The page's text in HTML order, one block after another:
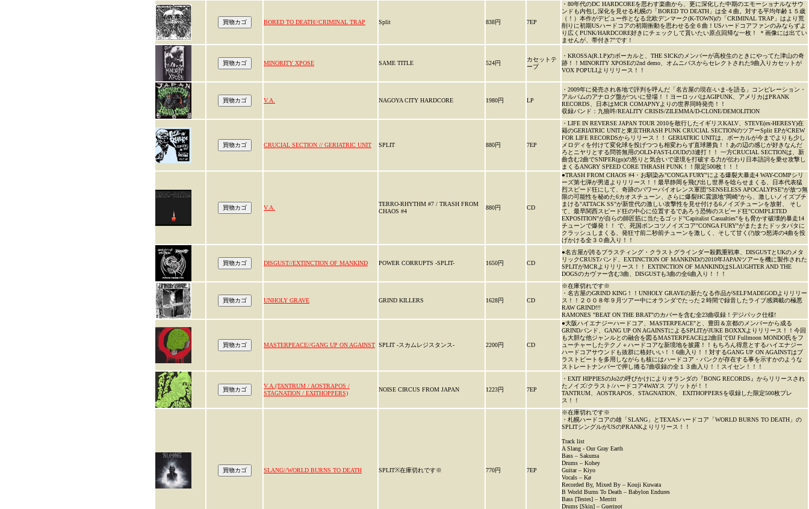
BORED TO DEATH//CRIMINAL TRAP Split 838円 7EP
・80年代のDC HARDCOREを思わす楽曲から、更に深化した中期のエモーショナルなサウ
ンドも内包し深化を見せる札幌の「BORED TO DEATH」は全４曲。対する平均年齢１５歳
（！）本作がデビュー作となる北欧デンマーク(K-TOWN)の「CRIMINAL TRAP」はより荒
削りに初期USハードコアの初期衝動を思わせる全６曲！USハードコアファンのみならずよ
り広くPUNK/HARDCORE好きにチェックして貰いたい原点回帰な一枚！ ＊画像には出てい
ませんが、帯付き7"です！
MINORITY XPOSE SAME TITLE 524円
カセットテ
ープ
・KROSSA(R.I.P)のボーカルと、THE SICKのメンバーが高校生のときにやってた津山の奇
跡！！MINORITY XPOSEの2nd demo、オムニバスからセレクトされた9曲入りカセットが
VOX POPULIよりリリース！！
V.A. NAGOYA CITY HARDCORE 1980円 LP
・2009年に発売され各地で評判を呼んだ「名古屋の現在-いま-を語る」コンピレーション・
アルバムのアナログ盤がついに登場！！ヨーロッパはAGIPUNK、アメリカはPRANK
RECORDS、日本はMCR COMAPNYよりの世界同時発売！！
収録バンド：九狼吽/REALITY CRISIS/ZILEMMA/D-CLONE/DEMOLITION
CRUCIAL SECTION // GERIATRIC UNIT SPLIT 880円 7EP
・LIFE IN REVERSE JAPAN TOUR 2010を敢行したイギリスKALV、STEVE(ex-HERESY)在
籍のGERIATRIC UNITと東京THRASH PUNK CRUCIAL SECTIONのツアーSplit EPがCREW
FOR LIFE RECORDSからリリース！！ GERIATRIC UNITは、ボーカルが今までよりも少し
メロディを付けて変化球を投げつつも相変わらず直球勝負！！あの辺の感じが好きなんだ
ろとニヤリとする問答無用のOLD-FAST-LOUDの3連打！！ 一方CRUCIAL SECTIONは、新
曲含む2曲でSNIPER(gu)の怒りと気合いで逆境を打破する力が伝わり日本語詞を乗せ攻撃し
まくるANGRY SPEED CORE THRASH PUNK！！限定500枚！！！
V.A.
TERRO-RHYTHM #7 / TRASH FROM
CHAOS #4
880円 CD
●TRASH FROM CHAOS #4・お馴染み"CONGA FURY"による爆裂大暴走4 WAY-COMPシリ
ーズ第七弾が男道よりリリース！！最早静岡を飛び出し世界を唸らせまくる、日本代表猛
烈スピード狂にして、奇跡のパワーバイオレンス軍団"SENSELESS APOCALYPSE"が放つ無
限の可能性を秘めた6カオスチューン、さらに爆裂HC震源地"岡崎"から、激しいノイズブチ
まける"ATTACK SS"が新世代の激しい攻撃性を見せ付ける6ノイズチューンを放射、 そし
て、最早関西スピード狂の中心に位置するであろう恐怖のスピード狂"COMPLETED
EXPOSITION"が自らの師匠筋に当たるゴッド"Capitalist Casualties"をも脅かす破壊的暴走14
チューンで爆発！！ で、死国ポンコツノイズコア"CONGA FURY"がまたまたドッタバタに
クラッシュしまくる、発狂寸前二秒前チューンを激しく、そして甘く(?)放つ怒涛の4曲を投
げかける全３０曲入り！！
DISGUST//EXTINCTION OF MANKIND POWER CORRUPTS -SPLIT- 1650円 CD
●名古屋が誇るブラスティング・クラストグラインダー殺戮重戦車、DISGUSTとUKのメタ
リックCRUSTバンド、EXTINCTION OF MANKINDの2010年JAPANツアーを機に製作された
SPLITがMCRよりリリース！！ EXTINCTION OF MANKINDはSLAUGHTER AND THE
DOGSのカヴァー含む3曲、DISGUSTも3曲の全6曲入り！！！
UNHOLY GRAVE GRIND KILLERS 1628円 CD
※在庫切れです※
・名古屋のGRIND KING！！UNHOLY GRAVEの新たなる作品がSELFMADEGODよりリリー
ス！！２００８年９月ツアー中にオランダでたった２時間で録音したライブ感満載の極悪
RAW GRIND!!!
RAMONES "BEAT ON THE BRAT"のカバーを含む全23曲収録！デジパック仕様!
MASTERPEACE//GANG UP ON AGAINST SPLIT -スカムレジスタンス- 2200円 CD
●大阪ハイエナジーハードコア、MASTERPEACE"と、豊田＆京都のメンバーから成る
GRINDバンド、GANG UP ON AGAINSTによるSPLITがJUKE BOXXXよりリリース！！今回
も大胆な他ジャンルとの融合を図るMASTERPEACEは2曲目でDJ Fullmoon MONDO氏をフ
ューチャーしたテクノ＋ハードコアな新境地を披露！！もちろん得意とするハイエナジー
ハードコアサウンドも抜群に格好いい！！6曲入り！！対するGANG UP ON AGAINSTはブ
ラストビートを多用しながらも核にはハードコア・パンクが存在する事を示すかのような
ストレートナンバーで押し捲る7曲収録の全１３曲入り！！スイセン！！！
V.A.(TANTRUM / AOSTRAPOS /
STAGNATION / EXITHOPPERS)
NOISE CIRCUS FROM JAPAN 1223円 7EP
・EXIT HIPPIESのJo2の呼びかけによりオランダの『BONG RECORDS』からリリースされ
たノイズ/クラスト/ハードコア4WAYス プリットが！！
TANTRUM、AOSTRAPOS、STAGNATION、 EXITHOPPERSを収録した限定500枚プレ
ス！！
SLANG//WORLD BURNS TO DEATH SPLIT※在庫切れです※ 770円 7EP
※在庫切れです※
・札幌ハードコアの雄「SLANG」とTEXASハードコア「WORLD BURNS TO DEATH」の
SPLITシングルがUSのPRANKよりリリース！！
Track list
A Slang - Our Gray Earth
Bass – Sakuma
Drums – Kohey
Guitar – Kiyo
Vocals – Kø
Recorded By, Mixed By – Kouji Kuwata
B World Burns To Death – Babylon Endures
Bass [Testes] – Merritt
Drums [Skin] – Guerinot